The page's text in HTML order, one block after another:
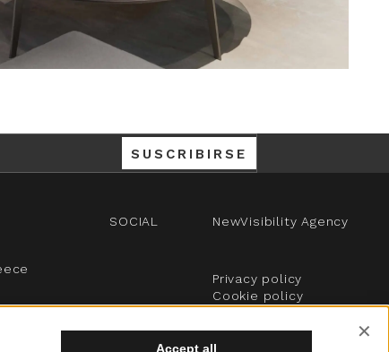
SUSCRIBIRSE
SOCIAL NewVisibility Agency
Privacy policy
Cookie policy